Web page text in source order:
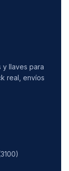
y llaves para
real, envíos